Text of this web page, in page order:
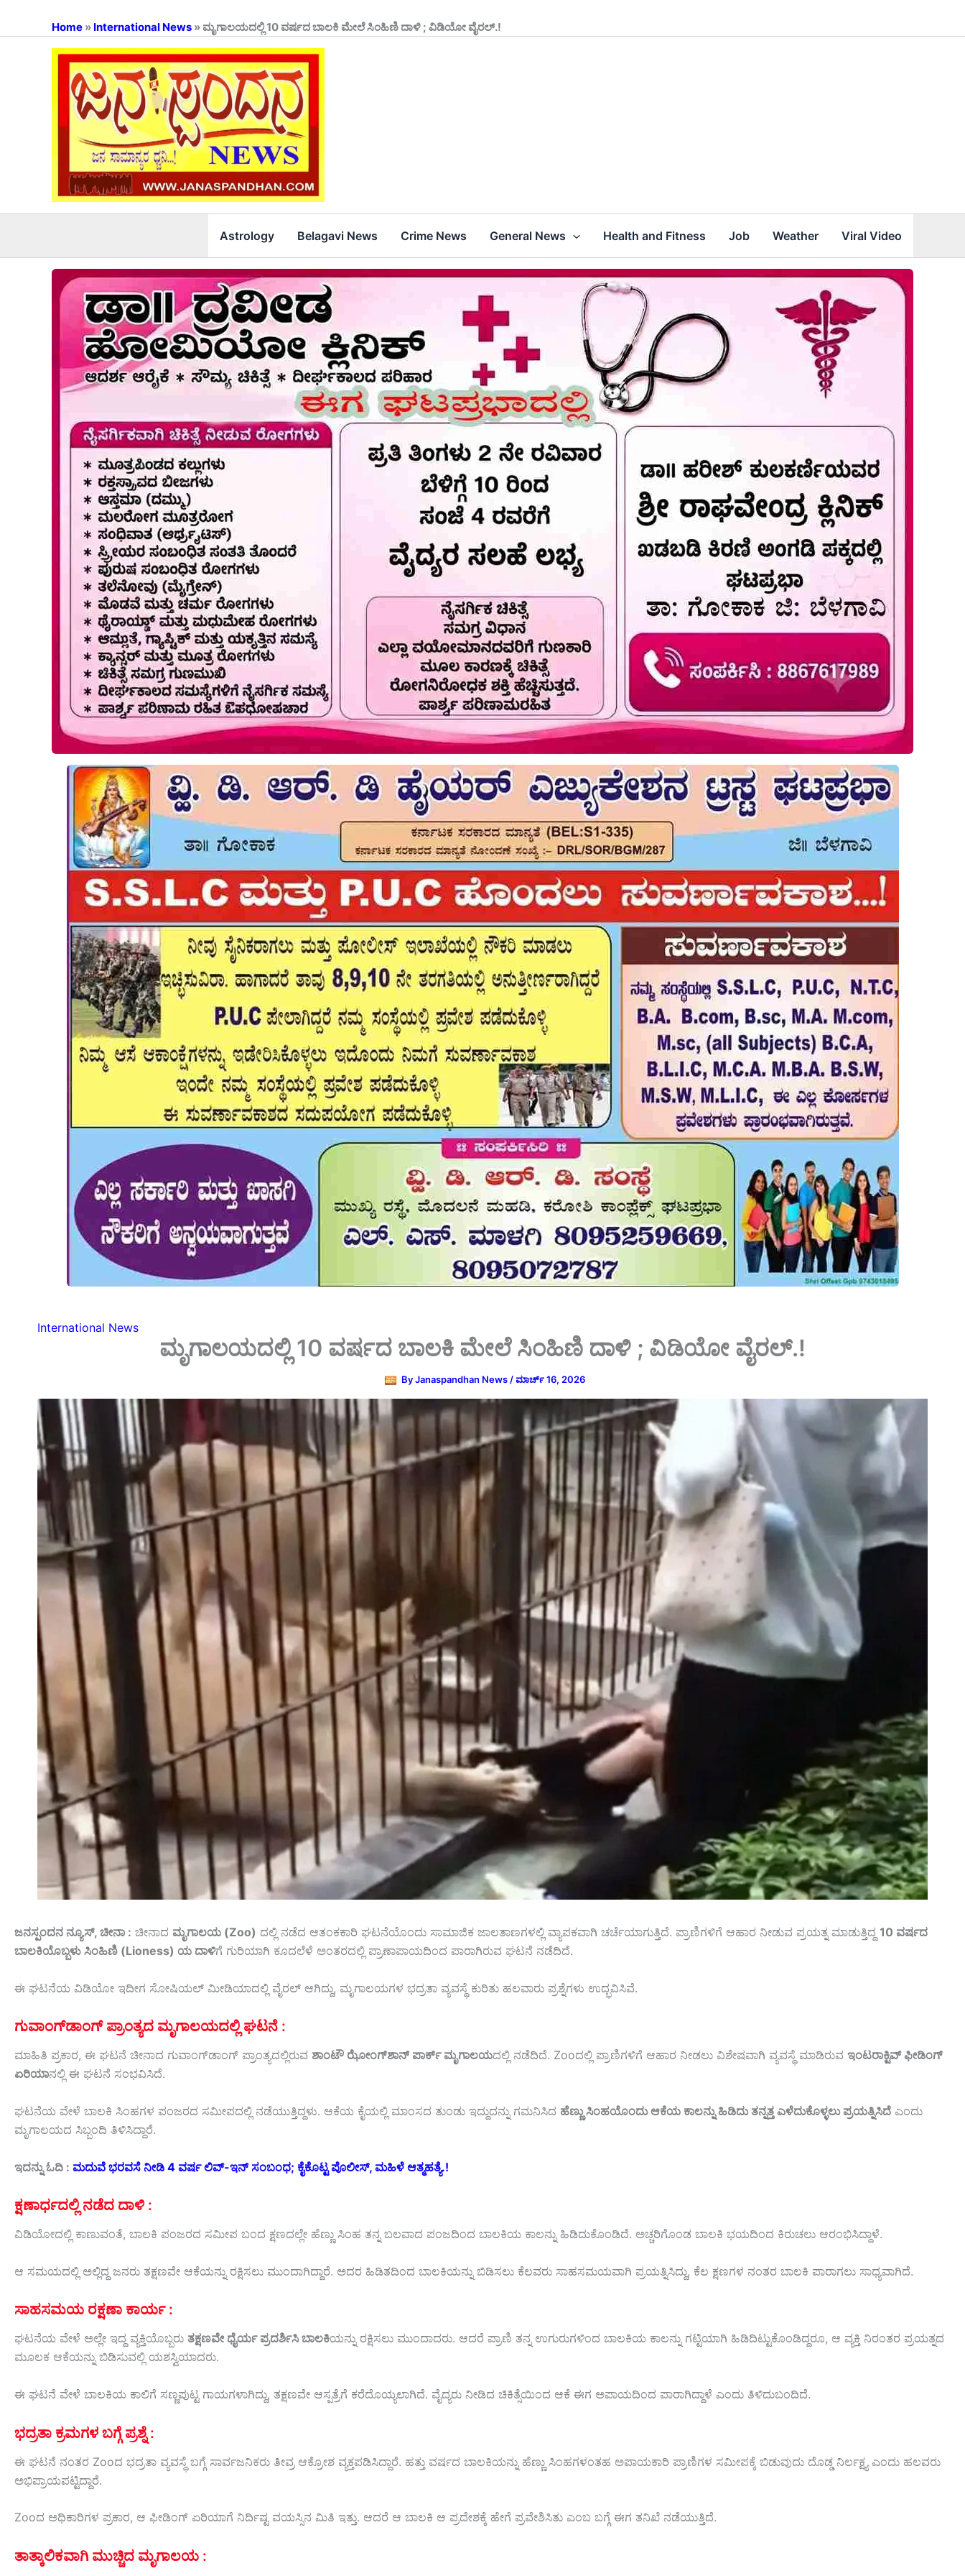
Home » International News » ಮೃಗಾಲಯದಲ್ಲಿ 10 ವರ್ಷದ ಬಾಲಕಿ ಮೇಲೆ ಸಿಂಹಿಣಿ ದಾಳಿ ; ವಿಡಿಯೋ ವೈರಲ್.!
Astrology Belagavi News Crime News General News Health and Fitness Job Weather Viral Video
International News
ಮೃಗಾಲಯದಲ್ಲಿ 10 ವರ್ಷದ ಬಾಲಕಿ ಮೇಲೆ ಸಿಂಹಿಣಿ ದಾಳಿ ; ವಿಡಿಯೋ ವೈರಲ್.!
ByJanaspandhan News/ಮಾರ್ಚ್ 16, 2026
ಜನಸ್ಪಂದನ ನ್ಯೂಸ್‌, ಚೀನಾ : ಚೀನಾದ ಮೃಗಾಲಯ (Zoo) ದಲ್ಲಿ ನಡೆದ ಆತಂಕಕಾರಿ ಘಟನೆಯೊಂದು ಸಾಮಾಜಿಕ ಜಾಲತಾಣಗಳಲ್ಲಿ ವ್ಯಾಪಕವಾಗಿ ಚರ್ಚೆಯಾಗುತ್ತಿದೆ. ಪ್ರಾಣಿಗಳಿಗೆ ಆಹಾರ ನೀಡುವ ಪ್ರಯತ್ನ ಮಾಡುತ್ತಿದ್ದ 10 ವರ್ಷದ
ಬಾಲಕಿಯೊಬ್ಬಳು ಸಿಂಹಿಣಿ (Lioness) ಯ ದಾಳಿಗೆ ಗುರಿಯಾಗಿ ಕೂದಲೆಳೆ ಅಂತರದಲ್ಲಿ ಪ್ರಾಣಾಪಾಯದಿಂದ ಪಾರಾಗಿರುವ ಘಟನೆ ನಡೆದಿದೆ.
ಈ ಘಟನೆಯ ವಿಡಿಯೋ ಇದೀಗ ಸೋಷಿಯಲ್ ಮೀಡಿಯಾದಲ್ಲಿ ವೈರಲ್ ಆಗಿದ್ದು, ಮೃಗಾಲಯಗಳ ಭದ್ರತಾ ವ್ಯವಸ್ಥೆ ಕುರಿತು ಹಲವಾರು ಪ್ರಶ್ನೆಗಳು ಉದ್ಭವಿಸಿವೆ.
ಗುವಾಂಗ್‌ಡಾಂಗ್ ಪ್ರಾಂತ್ಯದ ಮೃಗಾಲಯದಲ್ಲಿ ಘಟನೆ :
ಮಾಹಿತಿ ಪ್ರಕಾರ, ಈ ಘಟನೆ ಚೀನಾದ ಗುವಾಂಗ್‌ಡಾಂಗ್ ಪ್ರಾಂತ್ಯದಲ್ಲಿರುವ ಶಾಂಟೌ ಝೋಂಗ್‌ಶಾನ್ ಪಾರ್ಕ್ ಮೃಗಾಲಯದಲ್ಲಿ ನಡೆದಿದೆ. Zooದಲ್ಲಿ ಪ್ರಾಣಿಗಳಿಗೆ ಆಹಾರ ನೀಡಲು ವಿಶೇಷವಾಗಿ ವ್ಯವಸ್ಥೆ ಮಾಡಿರುವ ಇಂಟರಾಕ್ಟಿವ್ ಫೀಡಿಂಗ್
ಏರಿಯಾನಲ್ಲಿ ಈ ಘಟನೆ ಸಂಭವಿಸಿದೆ.
ಘಟನೆಯ ವೇಳೆ ಬಾಲಕಿ ಸಿಂಹಗಳ ಪಂಜರದ ಸಮೀಪದಲ್ಲಿ ನಡೆಯುತ್ತಿದ್ದಳು. ಆಕೆಯ ಕೈಯಲ್ಲಿ ಮಾಂಸದ ತುಂಡು ಇದ್ದುದನ್ನು ಗಮನಿಸಿದ ಹೆಣ್ಣು ಸಿಂಹಯೊಂದು ಆಕೆಯ ಕಾಲನ್ನು ಹಿಡಿದು ತನ್ನತ್ತ ಎಳೆದುಕೊಳ್ಳಲು ಪ್ರಯತ್ನಿಸಿದೆ ಎಂದು
ಮೃಗಾಲಯದ ಸಿಬ್ಬಂದಿ ತಿಳಿಸಿದ್ದಾರೆ.
ಇದನ್ನು ಓದಿ : ಮದುವೆ ಭರವಸೆ ನೀಡಿ 4 ವರ್ಷ ಲಿವ್-ಇನ್ ಸಂಬಂಧ; ಕೈಕೊಟ್ಟ ಪೊಲೀಸ್, ಮಹಿಳೆ ಆತ್ಮಹತ್ಯೆ.!
ಕ್ಷಣಾರ್ಧದಲ್ಲಿ ನಡೆದ ದಾಳಿ :
ವಿಡಿಯೋದಲ್ಲಿ ಕಾಣುವಂತೆ, ಬಾಲಕಿ ಪಂಜರದ ಸಮೀಪ ಬಂದ ಕ್ಷಣದಲ್ಲೇ ಹೆಣ್ಣು ಸಿಂಹ ತನ್ನ ಬಲವಾದ ಪಂಜದಿಂದ ಬಾಲಕಿಯ ಕಾಲನ್ನು ಹಿಡಿದುಕೊಂಡಿದೆ. ಅಚ್ಚರಿಗೊಂಡ ಬಾಲಕಿ ಭಯದಿಂದ ಕಿರುಚಲು ಆರಂಭಿಸಿದ್ದಾಳೆ.
ಆ ಸಮಯದಲ್ಲಿ ಅಲ್ಲಿದ್ದ ಜನರು ತಕ್ಷಣವೇ ಆಕೆಯನ್ನು ರಕ್ಷಿಸಲು ಮುಂದಾಗಿದ್ದಾರೆ. ಅದರ ಹಿಡಿತದಿಂದ ಬಾಲಕಿಯನ್ನು ಬಿಡಿಸಲು ಕೆಲವರು ಸಾಹಸಮಯವಾಗಿ ಪ್ರಯತ್ನಿಸಿದ್ದು, ಕೆಲ ಕ್ಷಣಗಳ ನಂತರ ಬಾಲಕಿ ಪಾರಾಗಲು ಸಾಧ್ಯವಾಗಿದೆ.
ಸಾಹಸಮಯ ರಕ್ಷಣಾ ಕಾರ್ಯ :
ಘಟನೆಯ ವೇಳೆ ಅಲ್ಲೇ ಇದ್ದ ವ್ಯಕ್ತಿಯೊಬ್ಬರು ತಕ್ಷಣವೇ ಧೈರ್ಯ ಪ್ರದರ್ಶಿಸಿಬಾಲಕಿಯನ್ನು ರಕ್ಷಿಸಲು ಮುಂದಾದರು. ಆದರೆ ಪ್ರಾಣಿ ತನ್ನ ಉಗುರುಗಳಿಂದ ಬಾಲಕಿಯ ಕಾಲನ್ನು ಗಟ್ಟಿಯಾಗಿ ಹಿಡಿದಿಟ್ಟುಕೊಂಡಿದ್ದರೂ, ಆ ವ್ಯಕ್ತಿ ನಿರಂತರ ಪ್ರಯತ್ನದ
ಮೂಲಕ ಆಕೆಯನ್ನು ಬಿಡಿಸುವಲ್ಲಿ ಯಶಸ್ವಿಯಾದರು.
ಈ ಘಟನೆ ವೇಳೆ ಬಾಲಕಿಯ ಕಾಲಿಗೆ ಸಣ್ಣಪುಟ್ಟ ಗಾಯಗಳಾಗಿದ್ದು, ತಕ್ಷಣವೇ ಆಸ್ಪತ್ರೆಗೆ ಕರೆದೊಯ್ಯಲಾಗಿದೆ. ವೈದ್ಯರು ನೀಡಿದ ಚಿಕಿತ್ಸೆಯಿಂದ ಆಕೆ ಈಗ ಅಪಾಯದಿಂದ ಪಾರಾಗಿದ್ದಾಳೆ ಎಂದು ತಿಳಿದುಬಂದಿದೆ.
ಭದ್ರತಾ ಕ್ರಮಗಳಬಗ್ಗೆ ಪ್ರಶ್ನೆ :
ಈ ಘಟನೆ ನಂತರ Zooದ ಭದ್ರತಾ ವ್ಯವಸ್ಥೆ ಬಗ್ಗೆ ಸಾರ್ವಜನಿಕರು ತೀವ್ರ ಆಕ್ರೋಶ ವ್ಯಕ್ತಪಡಿಸಿದ್ದಾರೆ. ಹತ್ತು ವರ್ಷದ ಬಾಲಕಿಯನ್ನು ಹೆಣ್ಣು ಸಿಂಹಗಳಂತಹ ಅಪಾಯಕಾರಿ ಪ್ರಾಣಿಗಳ ಸಮೀಪಕ್ಕೆ ಬಿಡುವುದು ದೊಡ್ಡ ನಿರ್ಲಕ್ಷ್ಯ ಎಂದು ಹಲವರು
ಅಭಿಪ್ರಾಯಪಟ್ಟಿದ್ದಾರೆ.
Zooದ ಅಧಿಕಾರಿಗಳ ಪ್ರಕಾರ, ಆ ಫೀಡಿಂಗ್ ಏರಿಯಾಗೆ ನಿರ್ದಿಷ್ಟ ವಯಸ್ಸಿನ ಮಿತಿ ಇತ್ತು. ಆದರೆ ಆ ಬಾಲಕಿ ಆ ಪ್ರದೇಶಕ್ಕೆ ಹೇಗೆ ಪ್ರವೇಶಿಸಿತು ಎಂಬ ಬಗ್ಗೆ ಈಗ ತನಿಖೆ ನಡೆಯುತ್ತಿದೆ.
ತಾತ್ಕಾಲಿಕವಾಗಿ ಮುಚ್ಚಿದ ಮೃಗಾಲಯ :